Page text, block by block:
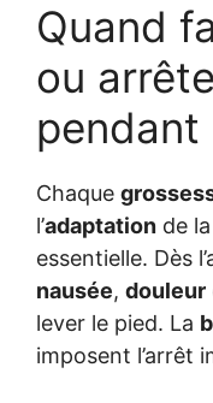
Quand
ou
pendant
Chaque
l’adaptation de la
essentielle. Dès
nausée, douleur
lever le pied. La
imposent l’arrêt